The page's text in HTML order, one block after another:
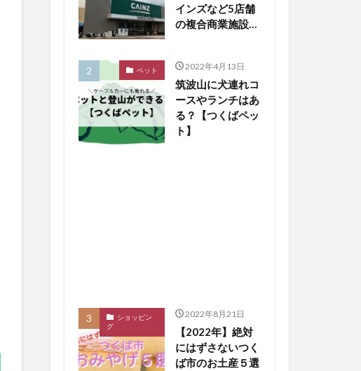
インズなど5店舗
の複合商業施設に
ペット 2022年4月13日
筑波山に犬連れコ
ースやランチはあ
る？【つくばペッ
ト】
ショッピン
グ
2022年8月21日
【2022年】絶対
にはずさないつく
ば市のお土産５選